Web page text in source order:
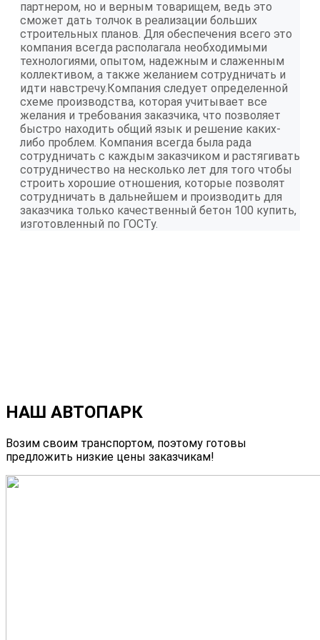
партнером, но и верным товарищем, ведь это
сможет дать толчок в реализации больших
строительных планов. Для обеспечения всего это
компания всегда располагала необходимыми
технологиями, опытом, надежным и слаженным
коллективом, а также желанием сотрудничать и
идти навстречу.Компания следует определенной
схеме производства, которая учитывает все
желания и требования заказчика, что позволяет
быстро находить общий язык и решение каких-
либо проблем. Компания всегда была рада
сотрудничать с каждым заказчиком и растягивать
сотрудничество на несколько лет для того чтобы
строить хорошие отношения, которые позволят
сотрудничать в дальнейшем и производить для
заказчика только качественный бетон 100 купить,
изготовленный по ГОСТу.
НАШ АВТОПАРК
Возим своим транспортом, поэтому готовы
предложить низкие цены заказчикам!